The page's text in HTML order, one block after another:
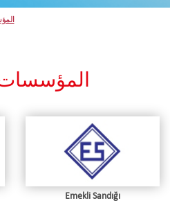
المؤسسات
Emekli Sandığı